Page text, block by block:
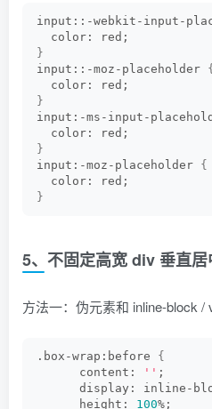
input::-webkit-input-
  color: red;
}
input::-moz-placeholder {
  color: red;
}
input:-ms-input-
  color: red;
}
input:-moz-placeholder {
  color: red;
}
5、不固定高宽 div 垂直
方法一：伪元素和 inline-block /
.box-wrap:before {
      content:
'' ;
display: inline-
      height:
100%;